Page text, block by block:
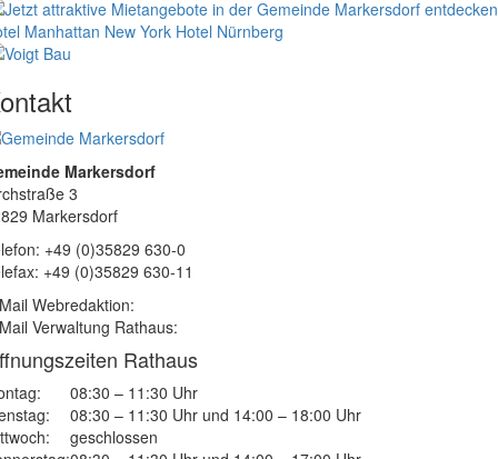
Manhattan New York Hotel Nürnberg
Markersdorf
3
Markersdorf
+49 (0)35829 630-0
+49 (0)35829 630-11
Webredaktion:
Verwaltung Rathaus:
Rathaus
08:30 – 11:30 Uhr
08:30 – 11:30 Uhr und 14:00 – 18:00 Uhr
geschlossen